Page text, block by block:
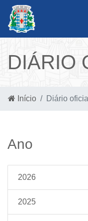
DIÁRIO
Início Diário oficial
Ano
2026
2025